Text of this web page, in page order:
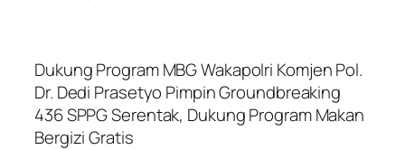
Dukung Program MBG Wakapolri Komjen Pol.
Dr. Dedi Prasetyo Pimpin Groundbreaking
436 SPPG Serentak, Dukung Program Makan
Bergizi Gratis